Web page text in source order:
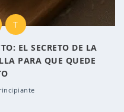
T
EL SECRETO DE LA
PARA QUE QUEDE